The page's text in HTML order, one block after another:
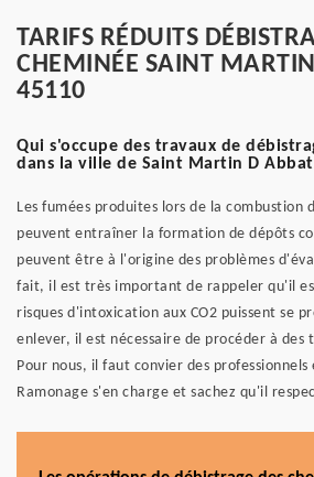
TARIFS RÉDUITS
CHEMINÉE SAINT
45110
Qui s'occupe des travaux de
dans la ville de Saint Martin D
Les fumées produites lors de la combustion
peuvent entraîner la formation de dépôts
peuvent être à l'origine des problèmes
fait, il est très important de rappeler qu'il
risques d'intoxication aux CO2 puissent se
enlever, il est nécessaire de procéder à des
Pour nous, il faut convier des
Ramonage s'en charge et sachez qu'il